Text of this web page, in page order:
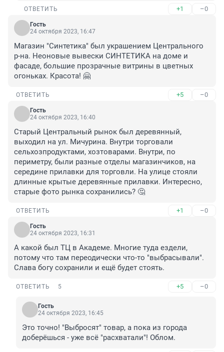
ОТВЕТИТЬ +1 –0
Гость
24 октября 2023, 16:47
Магазин "Синтетика" был украшением Центрального
р-на. Неоновые вывески СИНТЕТИКА на доме и
фасаде, большие прозрачные витрины в цветных
огоньках. Красота! 🤗
ОТВЕТИТЬ +5 –0
Гость
24 октября 2023, 16:40
Старый Центральный рынок был деревянный,
выходил на ул. Мичурина. Внутри торговали
сельхозпродуктами, хозтоварами. Внутри, по
периметру, были разные отделы магазинчиков, на
середине прилавки для торговли. На улице стояли
длинные крытые деревянные прилавки. Интересно,
старые фото рынка сохранились? 🤔
ОТВЕТИТЬ +1 –0
Гость
24 октября 2023, 16:31
А какой был ТЦ в Академе. Многие туда ездели,
потому что там переодически что-то "выбрасывали".
Слава богу сохранили и ещё будет стоять.
ОТВЕТИТЬ 5 +5 –0
Гость
24 октября 2023, 16:45
Это точно! "Выбросят" товар, а пока из города
доберёшься - уже всё "расхватали"! Облом.